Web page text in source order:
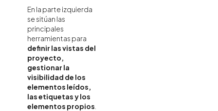
En la parte izquierda
se sitúan las
principales
herramientas para
definir las vistas del
proyecto,
gestionar la
visibilidad de los
elementos leídos,
las etiquetas y los
elementos propios